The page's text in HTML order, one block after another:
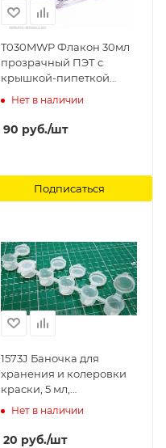
T030MWP Флакон 30мл
прозрачный ПЭТ с
крышкой-пипеткой
MiniWarPaint
Нет в наличии
90 руб./шт
Подписаться
1573J Баночка для
хранения и колеровки
краски, 5 мл,
герметичная крышка,
Нет в наличии
20 руб./шт